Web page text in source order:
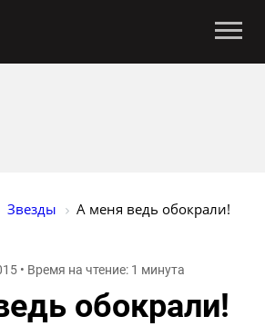
Звезды А меня ведь обокрали!
• Время на чтение: 1 минута
обокрали!